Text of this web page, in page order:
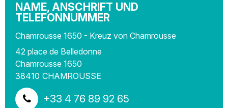
NAME, ANSCHRIFT UND
TELEFONNUMMER
Chamrousse 1650 - Kreuz von Chamrousse
42 place de Belledonne
Chamrousse 1650
38410 CHAMROUSSE
+33 4 76 89 92 65